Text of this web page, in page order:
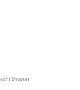
Shoptet